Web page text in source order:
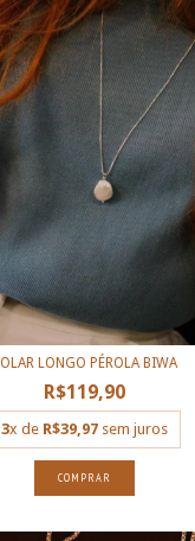
LONGO PÉROLA BIWA
R$119,90
3x de R$39,97sem juros
COMPRAR